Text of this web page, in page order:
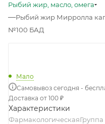
Рыбий жир, масло, омега
—Рыбий жир Мирролла
№100 БАД
Мало
Самовывоз сегодня -
Доставка от 100 ₽
Характеристики
ФармакологическаяГруппа